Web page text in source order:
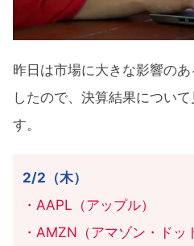
GILD（ギリアド
決算
COP（コノコ・
算
SBUX（スターバ
昨日は市場に大きな影響の
したので、決算結果につい
す。
2/2（木）
・AAPL（アップル）
・AMZN（アマゾン・ドッ